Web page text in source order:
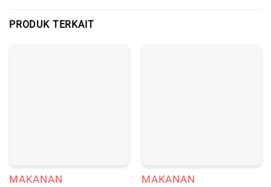
PRODUK TERKAIT
MAKANAN
MAKANAN